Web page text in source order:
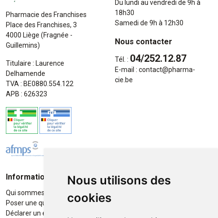
Nous utilisons des
cookies
Pharmacie des Franchises
Place des Franchises, 3
4000 Liège (Fragnée -
Guillemins)
Titulaire : Laurence
Delhamende
TVA : BE0880.554.122
APB : 626323
Du lundi au vendredi de 9h à
18h30
Samedi de 9h à 12h30
Nous contacter
Tél. : 04/252.12.87
E-mail : contact@pharma-
cie.be
Informations
Qui sommes-nous ?
Poser une question
Déclarer un effet indésirable
Moyens de paiement